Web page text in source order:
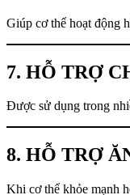
Giúp cơ thể hoạt động
7. HỖ TRỢ
Được sử dụng trong
8. HỖ TRỢ
Khi cơ thể khỏe mạnh